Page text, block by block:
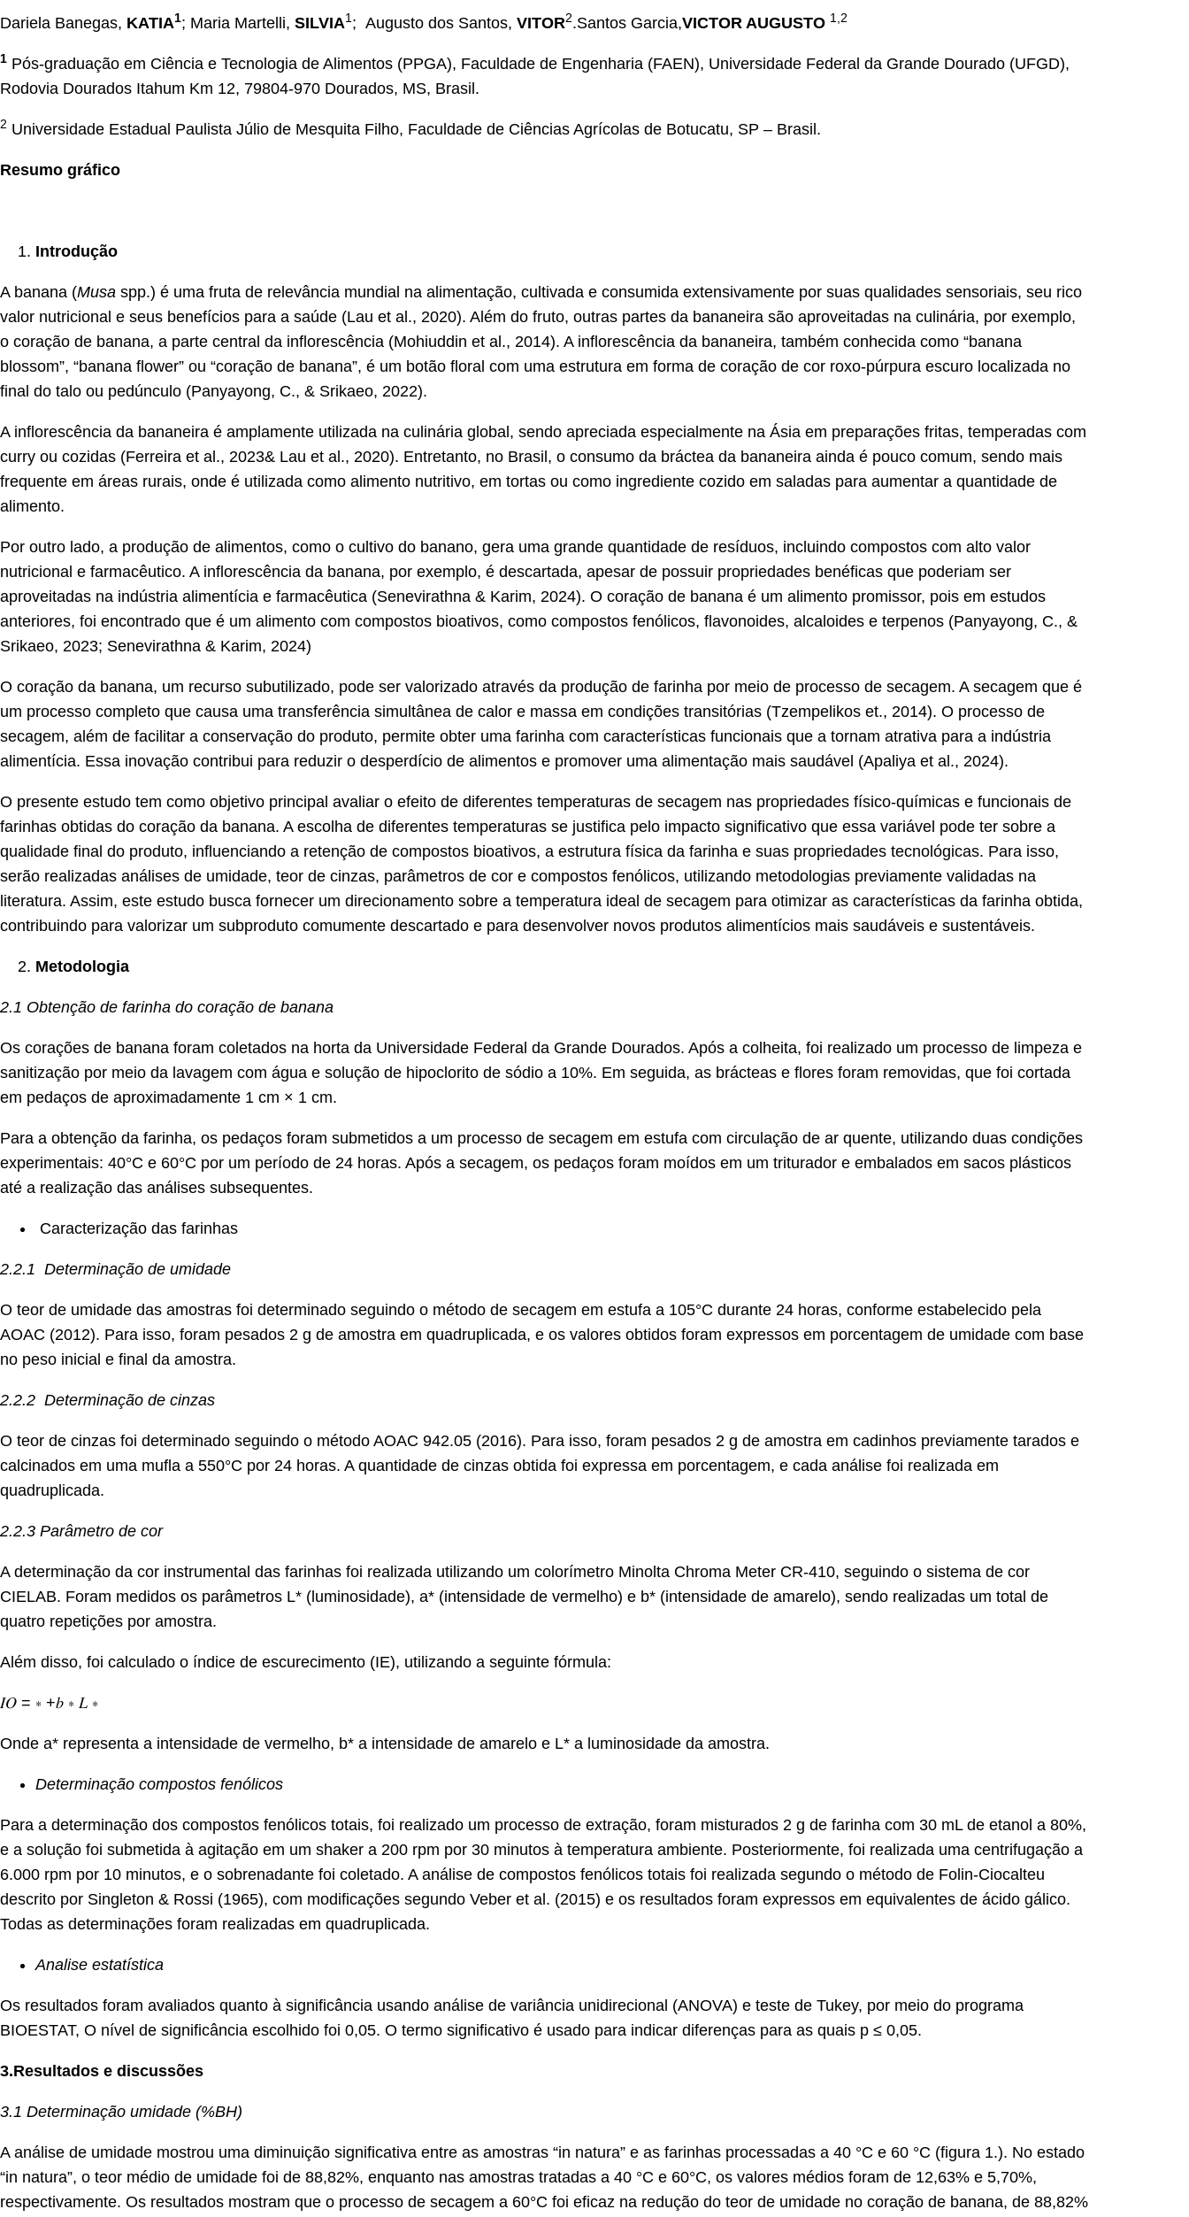
Dariela Banegas, KATIA1; Maria Martelli, SILVIA1; Augusto dos Santos, VITOR2.Santos Garcia,VICTOR AUGUSTO 1,2
1 Pós-graduação em Ciência e Tecnologia de Alimentos (PPGA), Faculdade de Engenharia (FAEN), Universidade Federal da Grande Dourado (UFGD),
Rodovia Dourados Itahum Km 12, 79804-970 Dourados, MS, Brasil.
2 Universidade Estadual Paulista Júlio de Mesquita Filho, Faculdade de Ciências Agrícolas de Botucatu, SP – Brasil.
Resumo gráfico
Introdução
A banana (Musa spp.) é uma fruta de relevância mundial na alimentação, cultivada e consumida extensivamente por suas qualidades sensoriais, seu rico
valor nutricional e seus benefícios para a saúde (Lau et al., 2020). Além do fruto, outras partes da bananeira são aproveitadas na culinária, por exemplo,
o coração de banana, a parte central da inflorescência (Mohiuddin et al., 2014). A inflorescência da bananeira, também conhecida como “banana
blossom”, “banana flower” ou “coração de banana”, é um botão floral com uma estrutura em forma de coração de cor roxo-púrpura escuro localizada no
final do talo ou pedúnculo (Panyayong, C., & Srikaeo, 2022).
A inflorescência da bananeira é amplamente utilizada na culinária global, sendo apreciada especialmente na Ásia em preparações fritas, temperadas com
curry ou cozidas (Ferreira et al., 2023& Lau et al., 2020). Entretanto, no Brasil, o consumo da bráctea da bananeira ainda é pouco comum, sendo mais
frequente em áreas rurais, onde é utilizada como alimento nutritivo, em tortas ou como ingrediente cozido em saladas para aumentar a quantidade de
alimento.
Por outro lado, a produção de alimentos, como o cultivo do banano, gera uma grande quantidade de resíduos, incluindo compostos com alto valor
nutricional e farmacêutico. A inflorescência da banana, por exemplo, é descartada, apesar de possuir propriedades benéficas que poderiam ser
aproveitadas na indústria alimentícia e farmacêutica (Senevirathna & Karim, 2024). O coração de banana é um alimento promissor, pois em estudos
anteriores, foi encontrado que é um alimento com compostos bioativos, como compostos fenólicos, flavonoides, alcaloides e terpenos (Panyayong, C., &
Srikaeo, 2023; Senevirathna & Karim, 2024)
O coração da banana, um recurso subutilizado, pode ser valorizado através da produção de farinha por meio de processo de secagem. A secagem que é
um processo completo que causa uma transferência simultânea de calor e massa em condições transitórias (Tzempelikos et., 2014). O processo de
secagem, além de facilitar a conservação do produto, permite obter uma farinha com características funcionais que a tornam atrativa para a indústria
alimentícia. Essa inovação contribui para reduzir o desperdício de alimentos e promover uma alimentação mais saudável (Apaliya et al., 2024).
O presente estudo tem como objetivo principal avaliar o efeito de diferentes temperaturas de secagem nas propriedades físico-químicas e funcionais de
farinhas obtidas do coração da banana. A escolha de diferentes temperaturas se justifica pelo impacto significativo que essa variável pode ter sobre a
qualidade final do produto, influenciando a retenção de compostos bioativos, a estrutura física da farinha e suas propriedades tecnológicas. Para isso,
serão realizadas análises de umidade, teor de cinzas, parâmetros de cor e compostos fenólicos, utilizando metodologias previamente validadas na
literatura. Assim, este estudo busca fornecer um direcionamento sobre a temperatura ideal de secagem para otimizar as características da farinha obtida,
contribuindo para valorizar um subproduto comumente descartado e para desenvolver novos produtos alimentícios mais saudáveis e sustentáveis.
Metodologia
2.1 Obtenção de farinha do coração de banana
Os corações de banana foram coletados na horta da Universidade Federal da Grande Dourados. Após a colheita, foi realizado um processo de limpeza e
sanitização por meio da lavagem com água e solução de hipoclorito de sódio a 10%. Em seguida, as brácteas e flores foram removidas, que foi cortada
em pedaços de aproximadamente 1 cm × 1 cm.
Para a obtenção da farinha, os pedaços foram submetidos a um processo de secagem em estufa com circulação de ar quente, utilizando duas condições
experimentais: 40°C e 60°C por um período de 24 horas. Após a secagem, os pedaços foram moídos em um triturador e embalados em sacos plásticos
até a realização das análises subsequentes.
Caracterização das farinhas
2.2.1 Determinação de umidade
O teor de umidade das amostras foi determinado seguindo o método de secagem em estufa a 105°C durante 24 horas, conforme estabelecido pela
AOAC (2012). Para isso, foram pesados 2 g de amostra em quadruplicada, e os valores obtidos foram expressos em porcentagem de umidade com base
no peso inicial e final da amostra.
2.2.2 Determinação de cinzas
O teor de cinzas foi determinado seguindo o método AOAC 942.05 (2016). Para isso, foram pesados 2 g de amostra em cadinhos previamente tarados e
calcinados em uma mufla a 550°C por 24 horas. A quantidade de cinzas obtida foi expressa em porcentagem, e cada análise foi realizada em
quadruplicada.
2.2.3 Parâmetro de cor
A determinação da cor instrumental das farinhas foi realizada utilizando um colorímetro Minolta Chroma Meter CR-410, seguindo o sistema de cor
CIELAB. Foram medidos os parâmetros L* (luminosidade), a* (intensidade de vermelho) e b* (intensidade de amarelo), sendo realizadas um total de
quatro repetições por amostra.
Além disso, foi calculado o índice de escurecimento (IE), utilizando a seguinte fórmula:
𝐼𝑂 = ∗ +𝑏 ∗ 𝐿 ∗
Onde a* representa a intensidade de vermelho, b* a intensidade de amarelo e L* a luminosidade da amostra.
Determinação compostos fenólicos
Para a determinação dos compostos fenólicos totais, foi realizado um processo de extração, foram misturados 2 g de farinha com 30 mL de etanol a 80%,
e a solução foi submetida à agitação em um shaker a 200 rpm por 30 minutos à temperatura ambiente. Posteriormente, foi realizada uma centrifugação a
6.000 rpm por 10 minutos, e o sobrenadante foi coletado. A análise de compostos fenólicos totais foi realizada segundo o método de Folin-Ciocalteu
descrito por Singleton & Rossi (1965), com modificações segundo Veber et al. (2015) e os resultados foram expressos em equivalentes de ácido gálico.
Todas as determinações foram realizadas em quadruplicada.
Analise estatística
Os resultados foram avaliados quanto à significância usando análise de variância unidirecional (ANOVA) e teste de Tukey, por meio do programa
BIOESTAT, O nível de significância escolhido foi 0,05. O termo significativo é usado para indicar diferenças para as quais p ≤ 0,05.
3.Resultados e discussões
3.1 Determinação umidade (%BH)
A análise de umidade mostrou uma diminuição significativa entre as amostras “in natura” e as farinhas processadas a 40 °C e 60 °C (figura 1.). No estado
“in natura”, o teor médio de umidade foi de 88,82%, enquanto nas amostras tratadas a 40 °C e 60°C, os valores médios foram de 12,63% e 5,70%,
respectivamente. Os resultados mostram que o processo de secagem a 60°C foi eficaz na redução do teor de umidade no coração de banana, de 88,82%